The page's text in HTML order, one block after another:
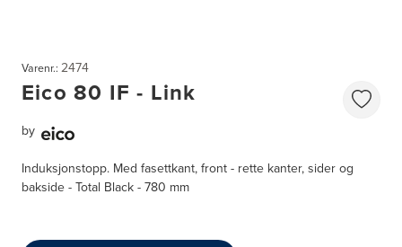
Varenr.: 2474
Eico 80 IF - Link
by
Induksjonstopp. Med fasettkant, front - rette kanter, sider og
bakside - Total Black - 780 mm